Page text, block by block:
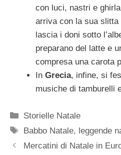
con luci, nastri e
arriva con la sua slitta
lascia i doni sotto
preparano del latte e
compresa una carota
In Grecia, infine, si
musiche di tamburelli
Categorie
Storielle Natale
Tag
Babbo Natale, leggende
Mercatini di Natale in